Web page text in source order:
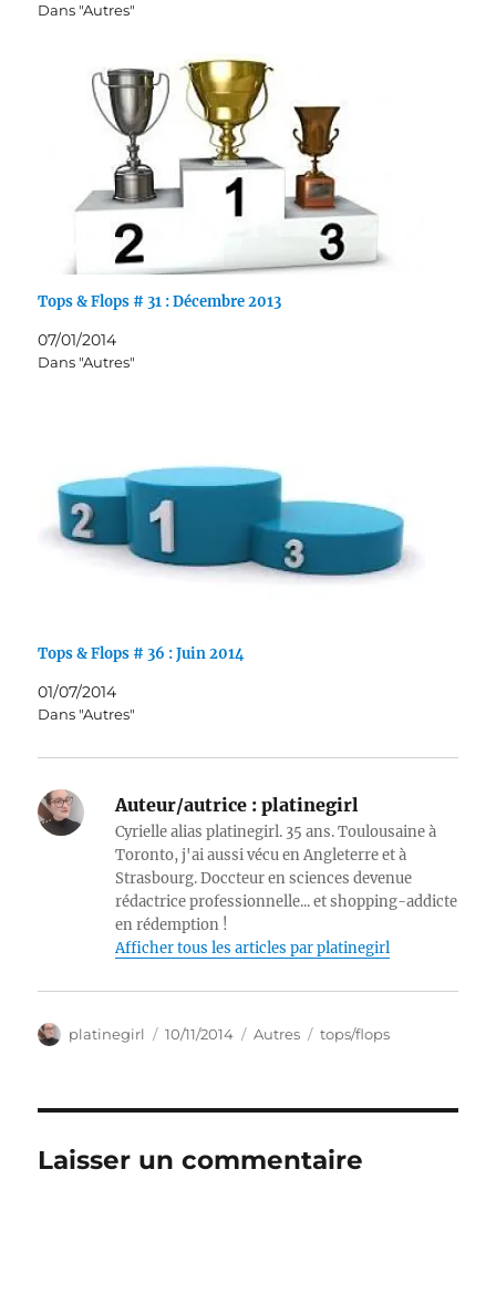
Dans "Autres"
Tops & Flops # 31 : Décembre 2013
07/01/2014
Dans "Autres"
Tops & Flops # 36 : Juin 2014
01/07/2014
Dans "Autres"
Auteur/autrice : platinegirl
Cyrielle alias platinegirl. 35 ans. Toulousaine à
Toronto, j'ai aussi vécu en Angleterre et à
Strasbourg. Doccteur en sciences devenue
rédactrice professionnelle... et shopping-addicte
en rédemption !
Afficher tous les articles par platinegirl
Auteur
platinegirl
Publié
10/11/2014 Catégories
Autres Étiquettes
tops/flops
Laisser un commentaire